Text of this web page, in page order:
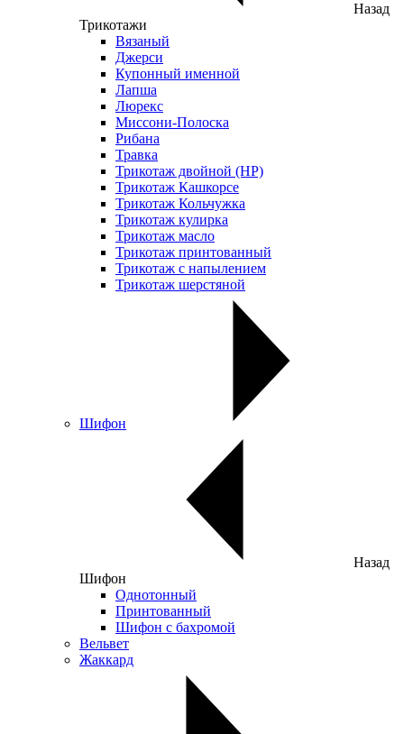
Назад
Трикотажи
Вязаный
Джерси
Купонный именной
Лапша
Люрекс
Миссони-Полоска
Рибана
Травка
Трикотаж двойной (НР)
Трикотаж Кашкорсе
Трикотаж Кольчужка
Трикотаж кулирка
Трикотаж масло
Трикотаж принтованный
Трикотаж с напылением
Трикотаж шерстяной
Шифон
Назад
Шифон
Однотонный
Принтованный
Шифон с бахромой
Вельвет
Жаккард